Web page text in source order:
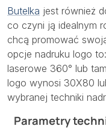
Butelka jest również
co czyni ją idealnym
chcą promować
opcje nadruku logo
laserowe 360° lub
logo wynosi 30X80
wybranej techniki
Parametry